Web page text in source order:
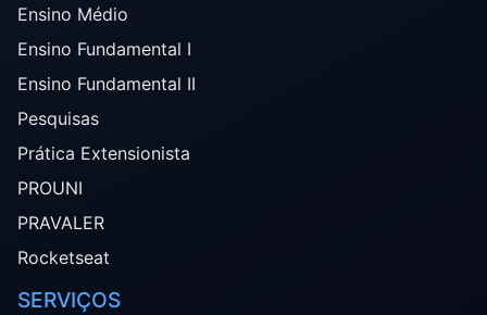
Ensino Médio
Ensino Fundamental I
Ensino Fundamental II
Pesquisas
Prática Extensionista
PROUNI
PRAVALER
Rocketseat
SERVIÇOS